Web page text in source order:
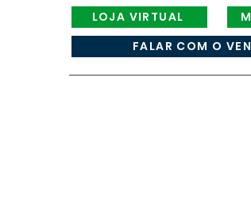
LOJA VIRTUAL
FALAR COM O